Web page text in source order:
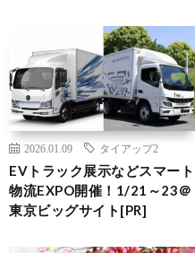
2026.01.09 タイアップ2
EVトラック展示などスマート
物流EXPO開催！1/21～23＠
東京ビッグサイト[PR]